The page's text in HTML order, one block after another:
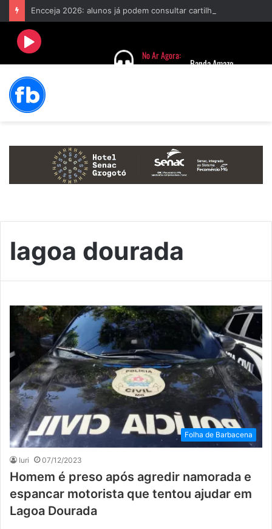
lagoa dourada
Folha de Barbacena
Iuri 07/12/2023
Homem é preso após agredir namorada e
espancar motorista que tentou ajudar em
Lagoa Dourada